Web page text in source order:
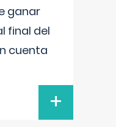
ganar
final del
cuenta
+